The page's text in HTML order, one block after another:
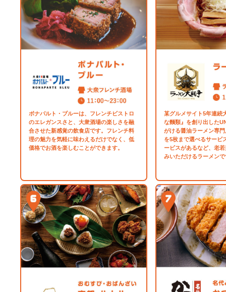
ボナパルト・ブルーは、フレンチビストロ
のエレガンスさと、大衆酒場の楽しさを融
合させた新感覚の飲食店です。フレンチ料
理の魅力を気軽に味わえるだけでなく、低
価格でお酒を楽しむことができます。
某グルメサイト5年連続
な麵類』を創り出した
がける醤油ラーメン専
を5枚まで選べるサービ
ービスがあるなど、老
みいただけるラーメンで